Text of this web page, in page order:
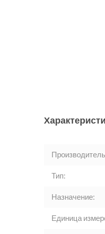
Тип:
Назначение:
Единица